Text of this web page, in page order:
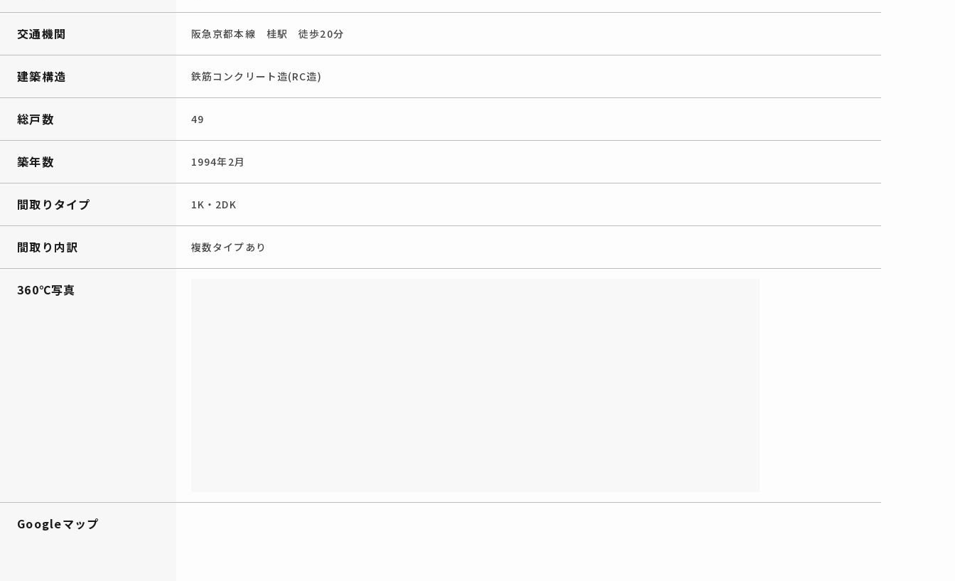
交通機関 阪急京都本線 桂駅 徒歩20分
建築構造 鉄筋コンクリート造(RC造)
総戸数 49
築年数 1994年2月
間取りタイプ 1K・2DK
間取り内訳 複数タイプあり
360℃写真
Googleマップ